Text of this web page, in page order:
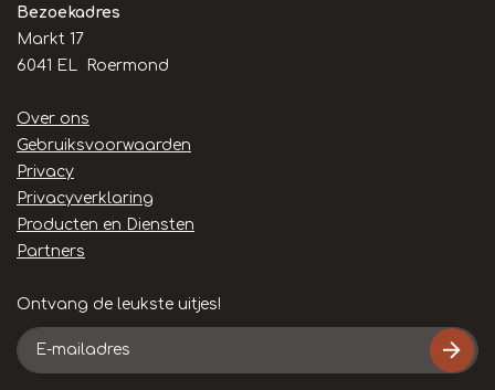
Bezoekadres
Markt 17
6041 EL Roermond
Handige
links
Over ons
Gebruiksvoorwaarden
Privacy
Privacyverklaring
Producten en Diensten
Partners
Ontvang de leukste uitjes!
E-
mailadres